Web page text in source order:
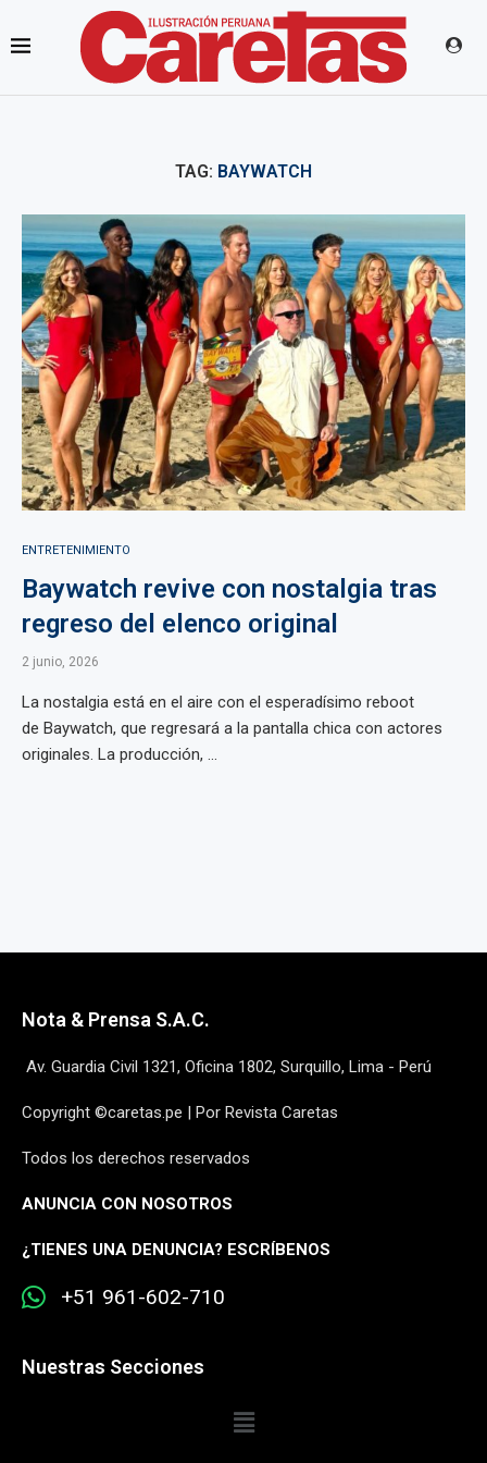
TAG: BAYWATCH
ENTRETENIMIENTO
Baywatch revive con nostalgia tras
regreso del elenco original
2 junio, 2026
La nostalgia está en el aire con el esperadísimo reboot
de Baywatch, que regresará a la pantalla chica con actores
originales. La producción, ...
Nota & Prensa S.A.C.
Av. Guardia Civil 1321, Oficina 1802, Surquillo, Lima - Perú
Copyright ©caretas.pe | Por Revista Caretas
Todos los derechos reservados
ANUNCIA CON NOSOTROS
¿TIENES UNA DENUNCIA? ESCRÍBENOS
+51 961-602-710
Nuestras Secciones